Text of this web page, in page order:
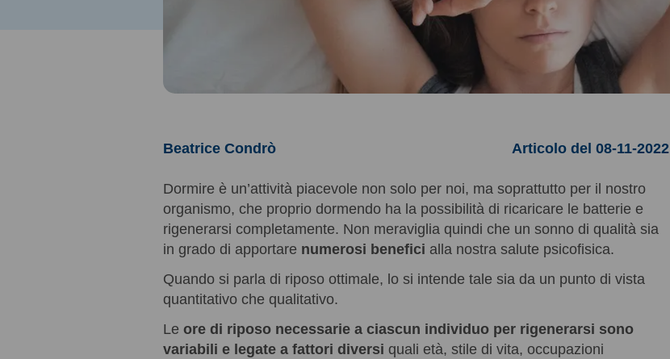
Beatrice Condrò Articolo del 08-11-2022
Dormire è un’attività piacevole non solo per noi, ma soprattutto per il nostro
organismo, che proprio dormendo ha la possibilità di ricaricare le batterie e
rigenerarsi completamente. Non meraviglia quindi che un sonno di qualità sia
in grado di apportare numerosi benefici alla nostra salute psicofisica.
Quando si parla di riposo ottimale, lo si intende tale sia da un punto di vista
quantitativo che qualitativo.
Le ore di riposo necessarie a ciascun individuo per rigenerarsi sono
variabili e legate a fattori diversi quali età, stile di vita, occupazioni